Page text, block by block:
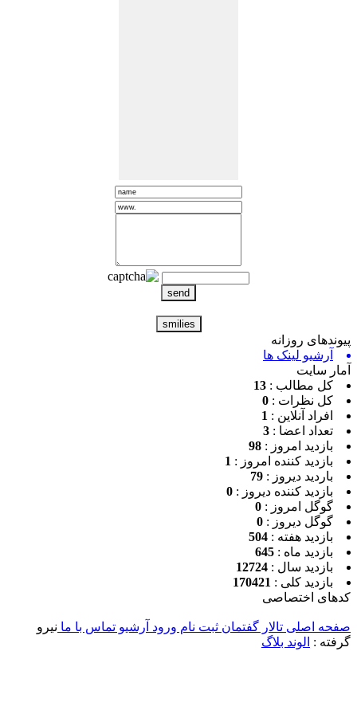
روزانه
آرشیو لینک ها
سایت
کل مطالب :13
کل نظرات : 0
افراد آنلاین :1
تعداد اعضا :3
بازدید امروز : 98
بازدید کننده امروز : 1
باردید دیروز : 79
بازدید کننده دیروز : 0
گوگل امروز : 0
گوگل دیروز : 0
بازدید هفته :504
بازدید ماه :645
بازدید سال :12724
بازدید کلی :170421
اختصاصی
اصلیتالار گفتمانثبت نام ورودآرشیوتماس با مانیرو
:الوند بلاگ